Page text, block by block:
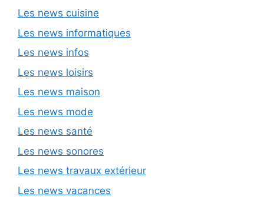
Les news cuisine
Les news informatiques
Les news infos
Les news loisirs
Les news maison
Les news mode
Les news santé
Les news sonores
Les news travaux extérieur
Les news vacances